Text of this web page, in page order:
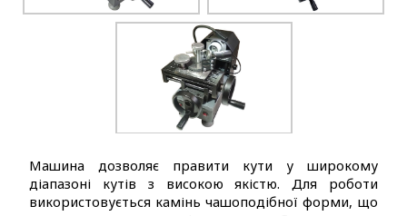
Машина дозволяє правити кути у широкому
діапазоні кутів з високою якістю. Для роботи
використовується камінь чашоподібної форми, що